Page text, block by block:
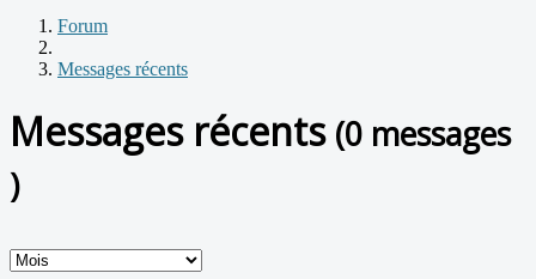
Forum
Messages récents
Messages récents (0 messages
)